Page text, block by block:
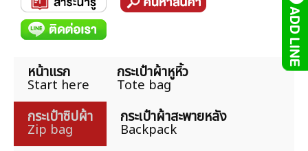
หน้าแรก
Start here
กระเป๋าผ้าหูหิ้ว
Tote bag
กระเป๋าซิปผ้า
Zip bag
กระเป๋าผ้าสะพายหลัง
Backpack